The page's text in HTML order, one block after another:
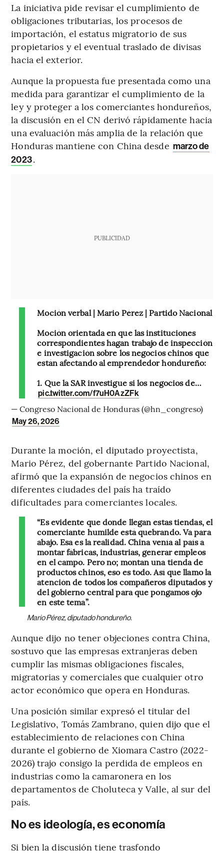
La iniciativa pide revisar el cumplimiento de
obligaciones tributarias, los procesos de
importación, el estatus migratorio de sus
propietarios y el eventual traslado de divisas
hacia el exterior.
Aunque la propuesta fue presentada como una
medida para garantizar el cumplimiento de la
ley y proteger a los comerciantes hondureños,
la discusión en el CN derivó rápidamente hacia
una evaluación más amplia de la relación que
Honduras mantiene con China desde marzo de
2023.
PUBLICIDAD
Moción verbal | Mario Pérez | Partido Nacional
Moción orientada en que las instituciones
correspondientes hagan trabajo de inspección
e investigación sobre los negocios chinos que
están afectando al emprendedor hondureño:
1. Que la SAR investigue si los negocios de…
pic.twitter.com/f7uH0AzZFk
— Congreso Nacional de Honduras (@hn_congreso)
May 26, 2026
Durante la moción, el diputado proyectista,
Mario Pérez, del gobernante Partido Nacional,
afirmó que la expansión de negocios chinos en
diferentes ciudades del país ha traído
dificultades para comerciantes locales.
“Es evidente que donde llegan estas tiendas, el
comerciante humilde está quebrando. Va para
abajo. Esa es la realidad. China venía al país a
montar fábricas, industrias, generar empleos
en el campo. Pero no; montan una tienda de
productos chinos, eso es todo. Así que llamo la
atención de todos los compañeros diputados y
del gobierno central para que pongamos ojo
en este tema”.
Mario Pérez, diputado hondureño.
Aunque dijo no tener objeciones contra China,
sostuvo que las empresas extranjeras deben
cumplir las mismas obligaciones fiscales,
migratorias y comerciales que cualquier otro
actor económico que opera en Honduras.
Una posición similar expresó el titular del
Legislativo, Tomás Zambrano, quien dijo que el
establecimiento de relaciones con China
durante el gobierno de Xiomara Castro (2022-
2026) trajo consigo la perdida de empleos en
industrias como la camaronera en los
departamentos de Choluteca y Valle, al sur del
país.
No es ideología, es economía
Si bien la discusión tiene trasfondo